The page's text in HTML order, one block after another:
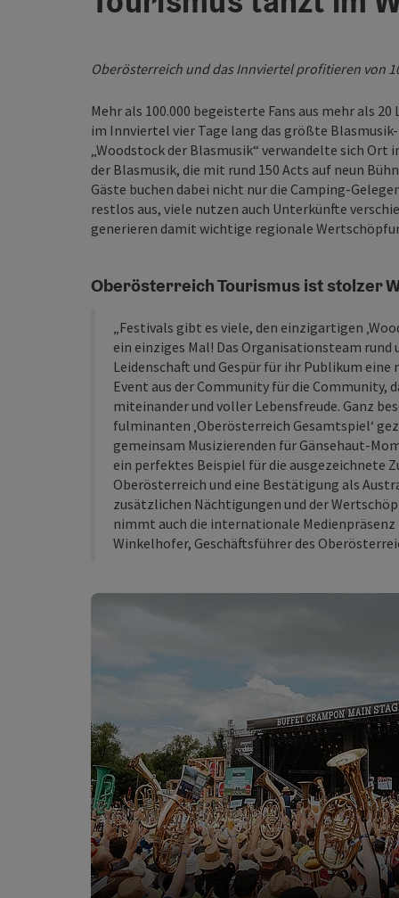
Oberösterreich und das Innviertel profitieren von
Mehr als 100.000 begeisterte Fans aus mehr als
im Innviertel vier Tage lang das größte
„Woodstock der Blasmusik“ verwandelte sich
der Blasmusik, die mit rund 150 Acts auf neun
Gäste buchen dabei nicht nur die Camping-
restlos aus, viele nutzen auch Unterkünfte
generieren damit wichtige regionale
Oberösterreich Tourismus ist stolzer
„Festivals gibt es viele, den einzigartigen
ein einziges Mal! Das Organisationsteam
Leidenschaft und Gespür für ihr Publikum
Event aus der Community für die
miteinander und voller Lebensfreude. Ganz
fulminanten ‚Oberösterreich Gesamtspiel‘
gemeinsam Musizierenden für Gänsehaut-
ein perfektes Beispiel für die ausgezeichnete
Oberösterreich und eine Bestätigung als
zusätzlichen Nächtigungen und der
nimmt auch die internationale
Winkelhofer, Geschäftsführer des